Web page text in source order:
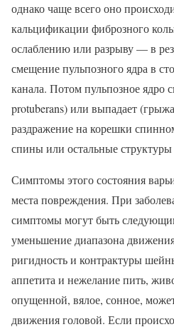
однако чаще всего оно
кальцификации фиброзного
ослаблению или разрыву — в
смещение пульпозного ядра в
канала. Потом пульпозное ядро
protuberans) или выпадает
раздражение на корешки
спины или остальные
Симптомы этого состояния
места повреждения. При
симптомы могут быть
уменьшение диапазона
ригидность и контрактуры
аппетита и нежелание пить,
опущенной, вялое, сонное,
движения головой. Если